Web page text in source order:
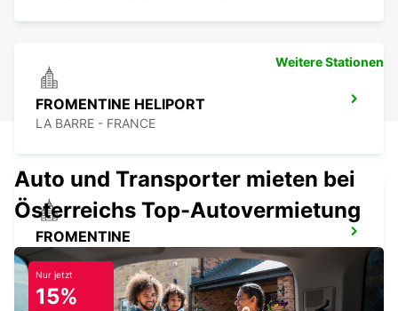
FROMENTINE HELIPORT
LA BARRE - FRANCE
FROMENTINE
FROMENTINE - FRANCE
Weitere Stationen
Auto und Transporter mieten bei
Österreichs Top-Autovermietung
Nur jetzt
15%